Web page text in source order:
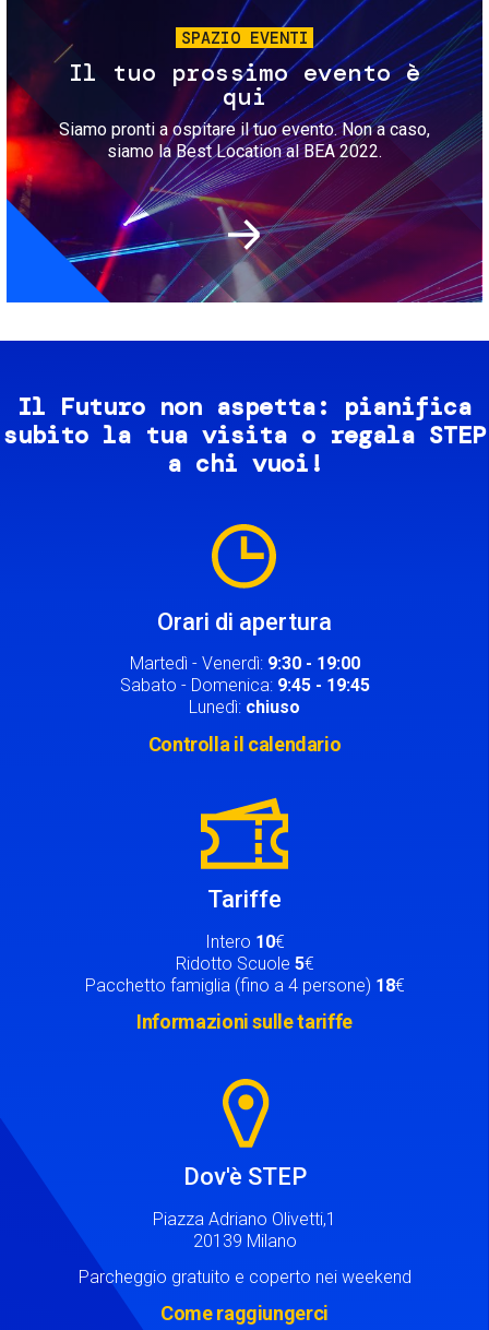
SPAZIO EVENTI
Il tuo prossimo evento è
qui
Siamo pronti a ospitare il tuo evento. Non a caso,
siamo la Best Location al BEA 2022.
Il Futuro non aspetta: pianifica
subito la tua visita o regala STEP
a chi vuoi!
Orari di apertura
Martedì - Venerdì: 9:30 - 19:00
Sabato - Domenica: 9:45 - 19:45
Lunedì: chiuso
Controlla il calendario
Tariffe
Intero 10€
Ridotto Scuole 5€
Pacchetto famiglia (fino a 4 persone) 18€
Informazioni sulle tariffe
Dov'è STEP
Piazza Adriano Olivetti,1
20139 Milano
Parcheggio gratuito e coperto nei weekend
Come raggiungerci